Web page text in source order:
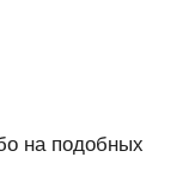
на подобных